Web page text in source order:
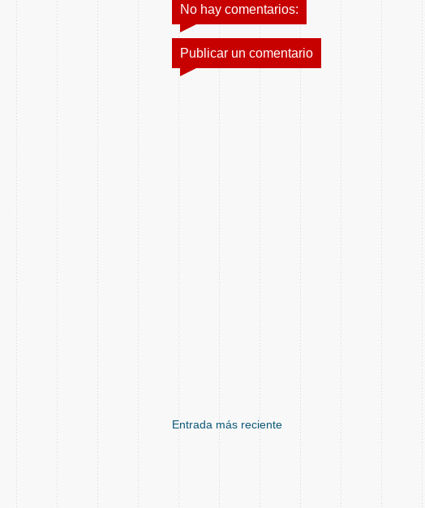
No hay comentarios:
Publicar un comentario
Entrada más reciente